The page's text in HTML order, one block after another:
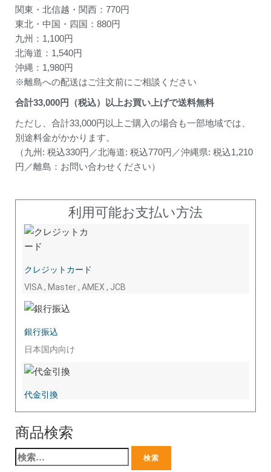
関東・北信越・関西：770円
東北・中国・四国：880円
九州：1,100円
北海道：1,540円
沖縄：1,980円
※離島への配送はご注文前にご相談ください
合計33,000円（税込）以上お買い上げで送料無料
ただし、合計33,000円以上ご購入の場合も一部地域では、
別途料金がかかります。
（九州: 税込330円／北海道: 税込770円／沖縄県: 税込1,210
円／離島：お問い合わせください）
利用可能お支払い方法
クレジットカード
VISA , Master , AMEX , JCB
銀行振込
日本国内向け
代金引換
商品検索